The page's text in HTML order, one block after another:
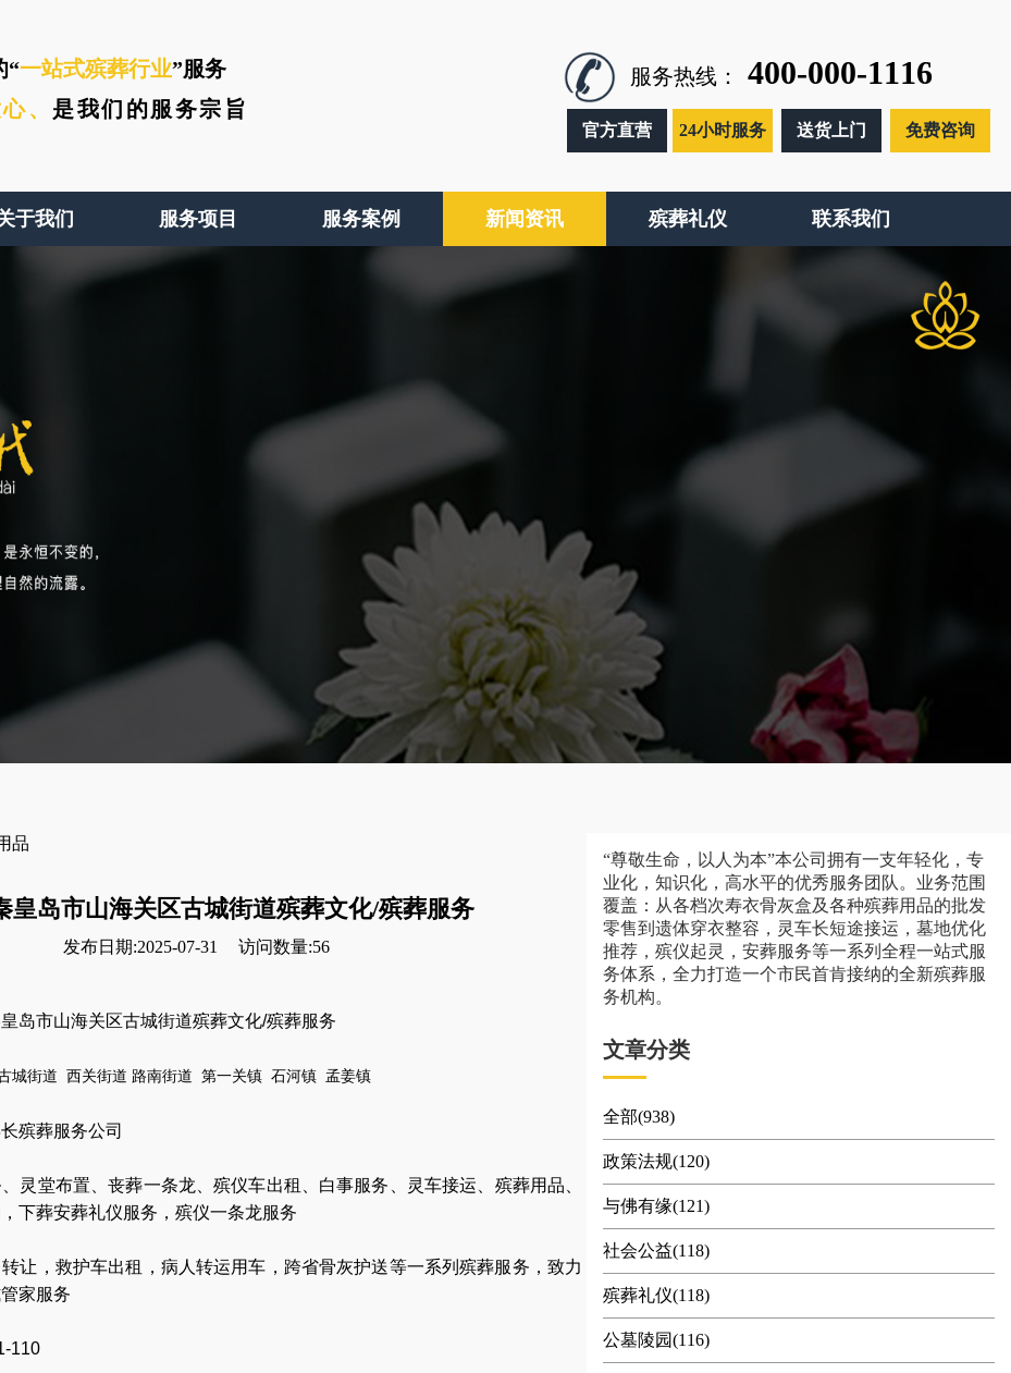
“一站式殡葬行业”服务
、 是我们的服务宗旨
服务热线： 400-000-1116
官方直营 24小时服务 送货上门 免费咨询
于我们 服务项目 服务案例 新闻资讯 殡葬礼仪 联系我们
品
皇岛市山海关区古城街道殡葬文化/殡葬服务
发布日期:2025-07-31 访问数量:56
岛市山海关区古城街道殡葬文化/殡葬服务
城街道 西关街道 路南街道 第一关镇 石河镇 孟姜镇
殡葬服务公司
灵堂布置 、丧葬一条龙 、殡仪车出租 白事服务 灵车接运 殡葬用品
， 下葬安葬礼仪服务 ， 殡仪一条龙服务
让 ， 救护车出租 ， 病人转运用车 ， 跨省骨灰护送等一系列殡葬服务， 致力
家服务
110
“尊敬生命，以人为本”本公司拥有一支年轻化，专
业化，知识化，高水平的优秀服务团队。业务范围
覆盖：从各档次寿衣骨灰盒及各种殡葬用品的批发
零售到遗体穿衣整容，灵车长短途接运，墓地优化
推荐，殡仪起灵，安葬服务等一系列全程一站式服
务体系，全力打造一个市民首肯接纳的全新殡葬服
务机构。
文章分类
全部(938)
政策法规(120)
与佛有缘(121)
社会公益(118)
殡葬礼仪(118)
公墓陵园(116)